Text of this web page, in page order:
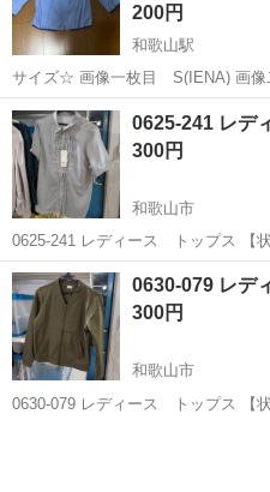
200円
和歌山駅
サイズ☆ 画像一枚目 S(IENA) 画
ロ)→ナイロン生地で涼しいです すべて1、2回のみ着用です！ 綺麗な
状態ですが、自宅で保管しておりま
り致します
和歌山 和歌山市
0625-241 レデ
300円
和歌山市
0625-241 レディース トップス 【状態】 ・使用に伴う多少のスレ、
キズ、落としきれない汚れなどござ
さい ・お値引きは出来かねますの
状...
和歌山 和歌山市 ブラウス
0630-079 レデ
300円
和歌山市
0630-079 レディース トップス 【状態】 ・使用に伴う多少のスレ、